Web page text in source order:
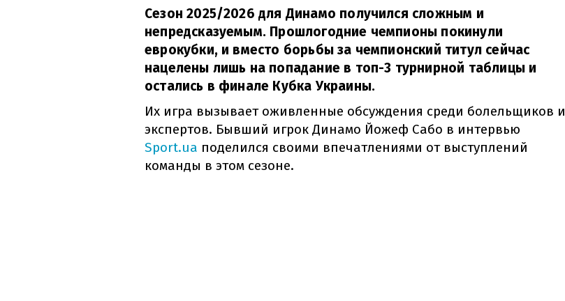
Сезон 2025/2026 для Динамо получился сложным и
непредсказуемым. Прошлогодние чемпионы покинули
еврокубки, и вместо борьбы за чемпионский титул сейчас
нацелены лишь на попадание в топ-3 турнирной таблицы и
остались в финале Кубка Украины.
Их игра вызывает оживленные обсуждения среди болельщиков и
экспертов. Бывший игрок Динамо Йожеф Сабо в интервью
Sport.ua поделился своими впечатлениями от выступлений
команды в этом сезоне.